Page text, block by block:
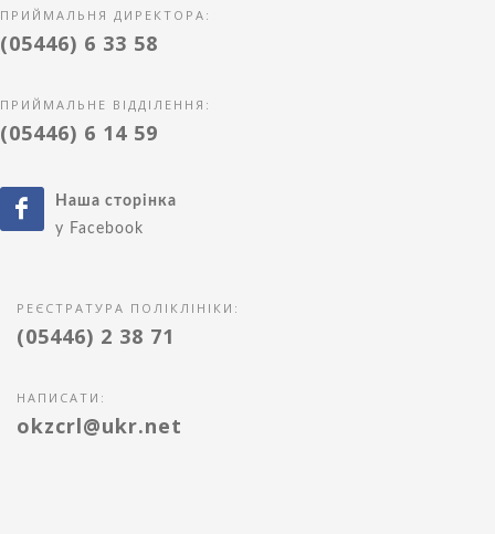
ПРИЙМАЛЬНЯ ДИРЕКТОРА:
(05446) 6 33 58
ПРИЙМАЛЬНЕ ВІДДІЛЕННЯ:
(05446) 6 14 59
Наша сторінка
у Facebook
РЕЄСТРАТУРА ПОЛІКЛІНІКИ:
(05446) 2 38 71
НАПИСАТИ:
okzcrl@ukr.net